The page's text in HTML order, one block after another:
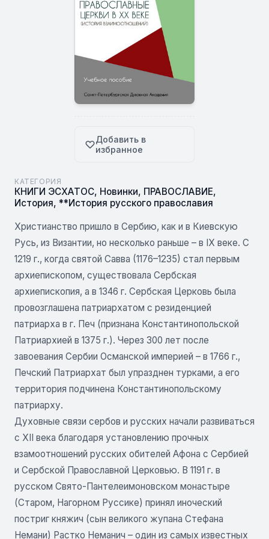
Добавить в
избранное
КАТЕГОРИЯ
КНИГИ ЭСХАТОС, Новинки, ПРАВОСЛАВИЕ,
История, **История русского православия
Христианство пришло в Сербию, как и в Киевскую
Русь, из Византии, но несколько раньше – в IX веке. С
1219 г., когда святой Савва (1176–1235) стал первым
архиепископом, существовала Сербская
архиепископия, а в 1346 г. Сербская Церковь была
провозглашена патриархатом с резиденцией
патриарха в г. Печ (признана Константинопольской
Патриархией в 1375 г.). Через 300 лет после
завоевания Сербии Османской империей – в 1766 г.,
Печский Патриархат был упразднен турками, а его
территория подчинена Константинопольскому
патриарху.
Духовные связи сербов и русских начали развиваться
с XII века благодаря установлению прочных
взамоотношений русских обителей Афона с Сербией
и Сербской Православной Церковью. В 1191 г. в
русском Свято-Пантелеимоновском монастыре
(Старом, Нагорном Руссике) принял иноческий
постриг княжич (сын великого жупана Стефана
Немани) Растко Неманич – один из самых известных